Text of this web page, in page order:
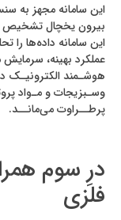
این سامانه مجهز به
بیرون یخچال تشخیص
این سامانه داده‌ها را
عملکرد بهینه، سرمایش
هوشـمند الکترونیـک
وسـبزیجات و مـواد
پرطــراوت می‌مانــد.
درِ سوم
فلزی